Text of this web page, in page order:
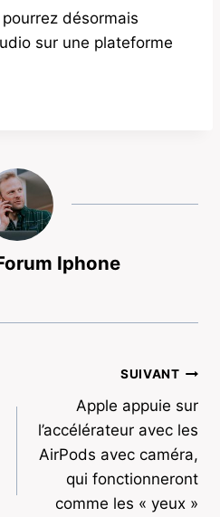
désormais
sur une plateforme
Iphone
SUIVANT
Apple appuie sur
l’accélérateur avec les
AirPods avec caméra,
qui fonctionneront
comme les « yeux »